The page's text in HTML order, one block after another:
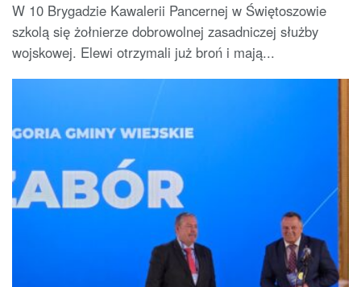
W 10 Brygadzie Kawalerii Pancernej w Świętoszowie
szkolą się żołnierze dobrowolnej zasadniczej służby
wojskowej. Elewi otrzymali już broń i mają...